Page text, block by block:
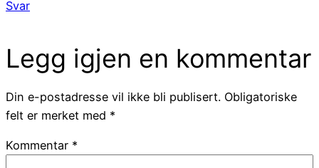
Svar
Legg igjen en kommentar
Din e-postadresse vil ikke bli publisert. Obligatoriske
felt er merket med *
Kommentar *